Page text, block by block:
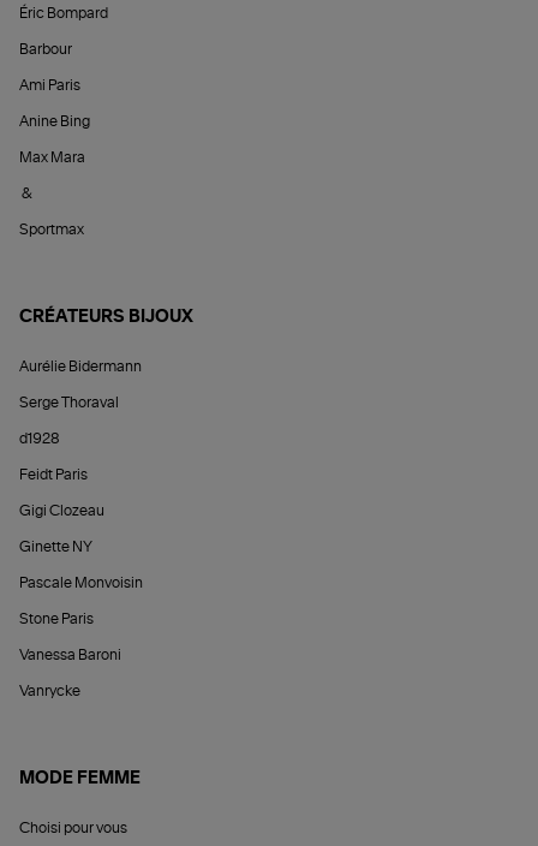
Éric Bompard
Barbour
Ami Paris
Anine Bing
Max Mara
&
Sportmax
CRÉATEURS BIJOUX
Aurélie Bidermann
Serge Thoraval
d1928
Feidt Paris
Gigi Clozeau
Ginette NY
Pascale Monvoisin
Stone Paris
Vanessa Baroni
Vanrycke
MODE FEMME
Choisi pour vous